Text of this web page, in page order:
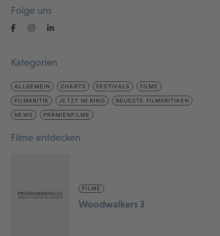
Folge uns
Kategorien
ALLGEMEIN CHARTS FESTIVALS FILME
FILMKRITIK JETZT IM KINO NEUESTE FILMKRITIKEN
NEWS PRÄMIENFILME
Filme entdecken
FILME
Woodwalkers 3